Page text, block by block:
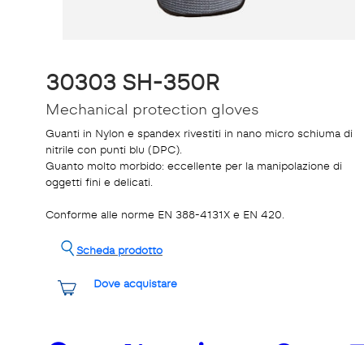
30303 SH-350R
Mechanical protection gloves
Guanti in Nylon e spandex rivestiti in nano micro schiuma di
nitrile con punti blu (DPC).
Guanto molto morbido: eccellente per la manipolazione di
oggetti fini e delicati.
Conforme alle norme EN 388-4131X e EN 420.
Dove acquistare
Scheda prodotto